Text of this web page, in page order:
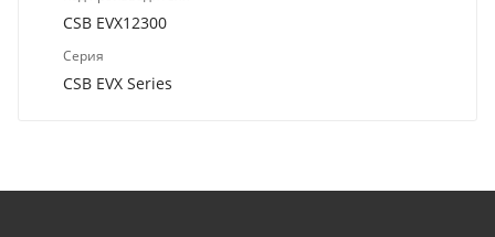
CSB EVX12300
Серия
CSB EVX Series